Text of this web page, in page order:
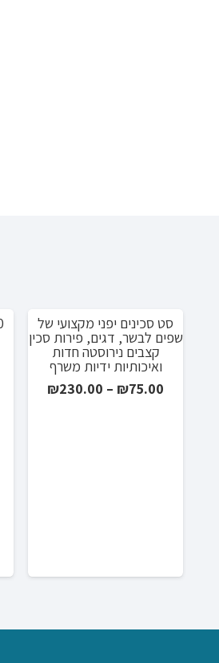
סט סכינים יפני מקצועי של
שפים לבשר, דגים, פירות סכין
קצבים נירוסטה חדות
ואיכותיות ידיות משרף
₪75.00
–
₪230.00